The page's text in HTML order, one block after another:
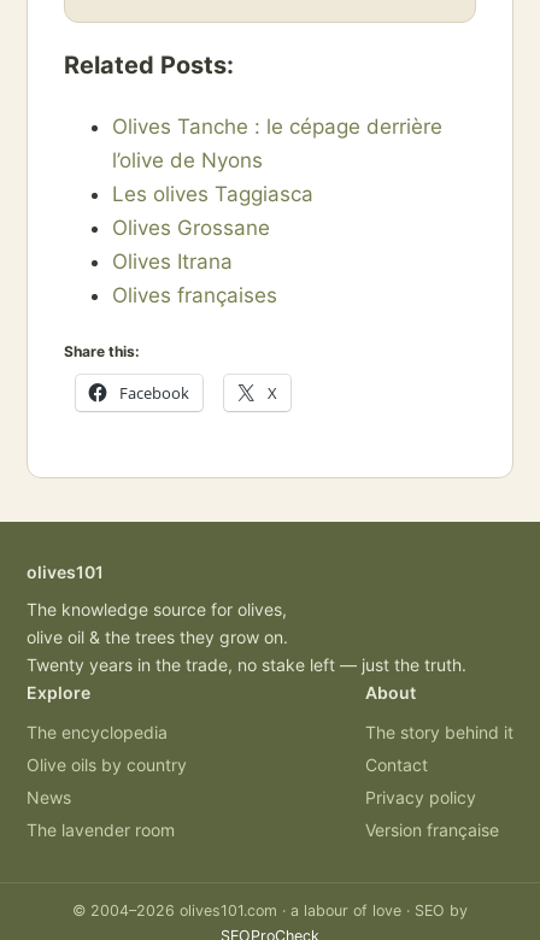
Related Posts:
Olives Tanche : le cépage derrière
l’olive de Nyons
Les olives Taggiasca
Olives Grossane
Olives Itrana
Olives françaises
Share this:
Facebook X
olives101
The knowledge source for olives,
olive oil & the trees they grow on.
Twenty years in the trade, no stake left — just the truth.
Explore
The encyclopedia
Olive oils by country
News
The lavender room
About
The story behind it
Contact
Privacy policy
Version française
© 2004–2026 olives101.com · a labour of love · SEO by
SEOProCheck